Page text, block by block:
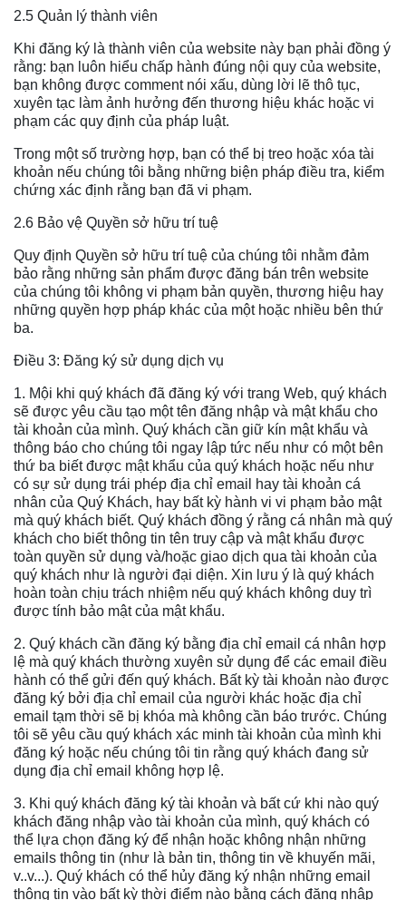
2.5 Quản lý thành viên
Khi đăng ký là thành viên của website này bạn phải đồng ý
rằng: bạn luôn hiểu chấp hành đúng nội quy của website,
bạn không được comment nói xấu, dùng lời lẽ thô tục,
xuyên tạc làm ảnh hưởng đến thương hiệu khác hoặc vi
phạm các quy định của pháp luật.
Trong một số trường hợp, bạn có thể bị treo hoặc xóa tài
khoản nếu chúng tôi bằng những biện pháp điều tra, kiểm
chứng xác định rằng bạn đã vi phạm.
2.6 Bảo vệ Quyền sở hữu trí tuệ
Quy định Quyền sở hữu trí tuệ của chúng tôi nhằm đảm
bảo rằng những sản phẩm được đăng bán trên website
của chúng tôi không vi phạm bản quyền, thương hiệu hay
những quyền hợp pháp khác của một hoặc nhiều bên thứ
ba.
Điều 3: Đăng ký sử dụng dịch vụ
1. Mội khi quý khách đã đăng ký với trang Web, quý khách
sẽ được yêu cầu tạo một tên đăng nhập và mật khẩu cho
tài khoản của mình. Quý khách cần giữ kín mật khẩu và
thông báo cho chúng tôi ngay lập tức nếu như có một bên
thứ ba biết được mật khẩu của quý khách hoặc nếu như
có sự sử dụng trái phép địa chỉ email hay tài khoản cá
nhân của Quý Khách, hay bất kỳ hành vi vi phạm bảo mật
mà quý khách biết. Quý khách đồng ý rằng cá nhân mà quý
khách cho biết thông tin tên truy cập và mật khẩu được
toàn quyền sử dụng và/hoặc giao dịch qua tài khoản của
quý khách như là người đại diện. Xin lưu ý là quý khách
hoàn toàn chịu trách nhiệm nếu quý khách không duy trì
được tính bảo mật của mật khẩu.
2. Quý khách cần đăng ký bằng địa chỉ email cá nhân hợp
lệ mà quý khách thường xuyên sử dụng để các email điều
hành có thể gửi đến quý khách. Bất kỳ tài khoản nào được
đăng ký bởi địa chỉ email của người khác hoặc địa chỉ
email tạm thời sẽ bị khóa mà không cần báo trước. Chúng
tôi sẽ yêu cầu quý khách xác minh tài khoản của mình khi
đăng ký hoặc nếu chúng tôi tin rằng quý khách đang sử
dụng địa chỉ email không hợp lệ.
3. Khi quý khách đăng ký tài khoản và bất cứ khi nào quý
khách đăng nhập vào tài khoản của mình, quý khách có
thể lựa chọn đăng ký để nhận hoặc không nhận những
emails thông tin (như là bản tin, thông tin về khuyến mãi,
v..v...). Quý khách có thể hủy đăng ký nhận những email
thông tin vào bất kỳ thời điểm nào bằng cách đăng nhập